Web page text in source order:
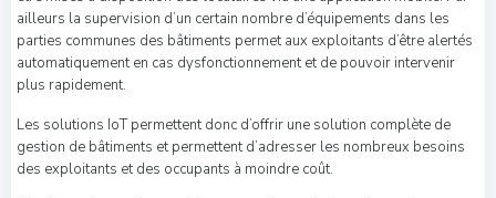
ailleurs la supervision d’un certain nombre d’équipements dans les
parties communes des bâtiments permet aux exploitants d’être alertés
automatiquement en cas dysfonctionnement et de pouvoir intervenir
plus rapidement.
Les solutions IoT permettent donc d’offrir une solution complète de
gestion de bâtiments et permettent d’adresser les nombreux besoins
des exploitants et des occupants à moindre coût.